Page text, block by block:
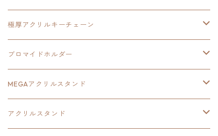
ヘッドホンスタンド
イース
亰都ザナドゥ
王冠クリップ
創の軌跡
イース
極厚アクリルキーチェーン
日本ファルコム40周年記念イラスト
黎の軌跡
イースⅧ
ブロマイドホルダー
40周年記念
黎の軌跡
MEGAアクリルスタンド
黎の軌跡
アクリルスタンド